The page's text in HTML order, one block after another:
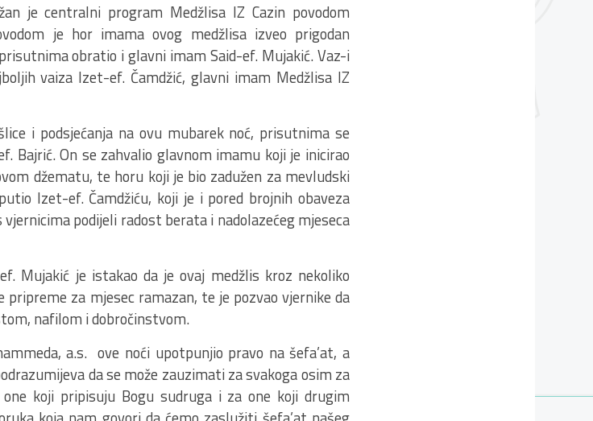
je centralni program Medžlisa IZ Cazin povodom
je hor imama ovog medžlisa izveo prigodan
obratio i glavni imam Said-ef. Mujakić. Vaz-i
vaiza Izet-ef. Čamdžić, glavni imam Medžlisa IZ
i podsjećanja na ovu mubarek noć, prisutnima se
Bajrić. On se zahvalio glavnom imamu koji je inicirao
džematu, te horu koji je bio zadužen za mevludski
Izet-ef. Čamdžiću, koji je i pored brojnih obaveza
vjernicima podijeli radost berata i nadolazećeg mjeseca
Mujakić je istakao da je ovaj medžlis kroz nekoliko
za mjesec ramazan, te je pozvao vjernike da
nafilom i dobročinstvom.
a.s. ove noći upotpunjio pravo na šefa’at, a
da se može zauzimati za svakoga osim za
koji pripisuju Bogu sudruga i za one koji drugim